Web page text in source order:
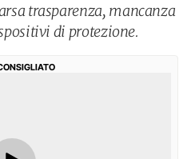
trasparenza, mancanza
di protezione.